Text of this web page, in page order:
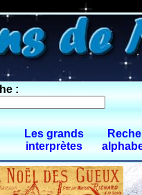
2
:
Les grands
interprètes